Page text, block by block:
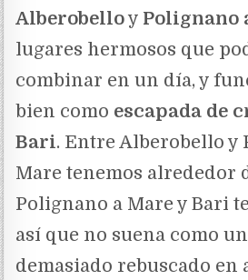
Alberobelloy Polignano
lugares hermosos que
combinar en un día, y
bien como escapada de
Bari. Entre Alberobello y
Mare tenemos alrededor
Polignano a Mare y Bari
así que no suena como
demasiado rebuscado en